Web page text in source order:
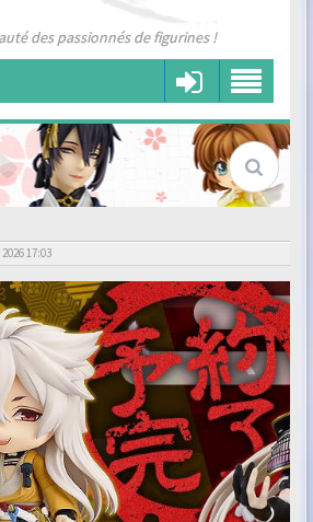
des passionnés de figurines !
17:03